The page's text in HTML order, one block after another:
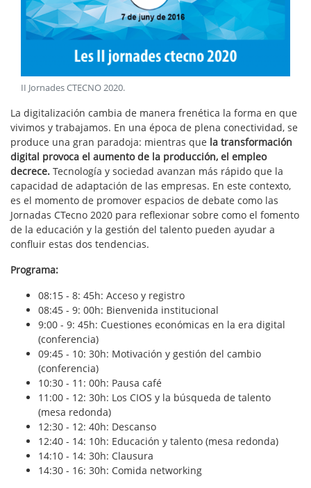
II Jornades CTECNO 2020.
La digitalización cambia de manera frenética la forma en que
vivimos y trabajamos. En una época de plena conectividad, se
produce una gran paradoja: mientras que la transformación
digital provoca el aumento de la producción, el empleo
decrece. Tecnología y sociedad avanzan más rápido que la
capacidad de adaptación de las empresas. En este contexto,
es el momento de promover espacios de debate como las
Jornadas CTecno 2020 para reflexionar sobre como el fomento
de la educación y la gestión del talento pueden ayudar a
confluir estas dos tendencias.
Programa:
08:15 - 8: 45h: Acceso y registro
08:45 - 9: 00h: Bienvenida institucional
9:00 - 9: 45h: Cuestiones económicas en la era digital
(conferencia)
09:45 - 10: 30h: Motivación y gestión del cambio
(conferencia)
10:30 - 11: 00h: Pausa café
11:00 - 12: 30h: Los CIOS y la búsqueda de talento
(mesa redonda)
12:30 - 12: 40h: Descanso
12:40 - 14: 10h: Educación y talento (mesa redonda)
14:10 - 14: 30h: Clausura
14:30 - 16: 30h: Comida networking